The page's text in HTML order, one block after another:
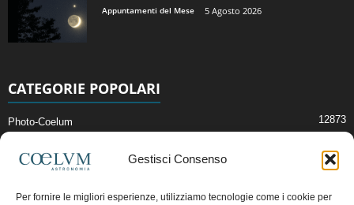
Gestisci Consenso
Per fornire le migliori esperienze, utilizziamo tecnologie come i cookie per
Appuntamenti del Mese 5 Agosto 2026
CATEGORIE POPOLARI
Photo-Coelum 12873
News di Astronomia 2409
Cielo del Mese